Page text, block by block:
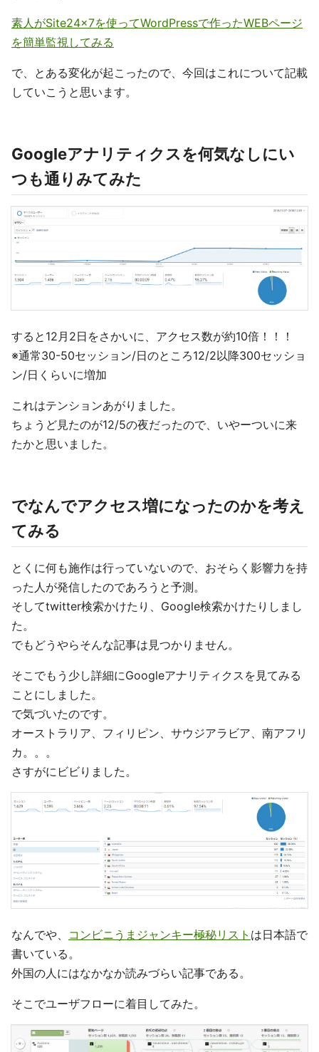
素人がSite24x7を使ってWordPressで作ったWEBページ
を簡単監視してみる
で、とある変化が起こったので、今回はこれについて記載
していこうと思います。
Googleアナリティクスを何気なしにい
つも通りみてみた
すると12月2日をさかいに、アクセス数が約10倍！！！
※通常30-50セッション/日のところ12/2以降300セッショ
ン/日くらいに増加
これはテンションあがりました。
ちょうど見たのが12/5の夜だったので、いやーついに来
たかと思いました。
でなんでアクセス増になったのかを考え
てみる
とくに何も施作は行っていないので、おそらく影響力を持
った人が発信したのであろうと予測。
そしてtwitter検索かけたり、Google検索かけたりしまし
た。
でもどうやらそんな記事は見つかりません。
そこでもう少し詳細にGoogleアナリティクスを見てみる
ことにしました。
で気づいたのです。
オーストラリア、フィリピン、サウジアラビア、南アフリ
カ。。。
さすがにビビりました。
なんでや、 コンビニうまジャンキー極秘リスト は日本語で
書いている。
外国の人にはなかなか読みづらい記事である。
そこでユーザフローに着目してみた。